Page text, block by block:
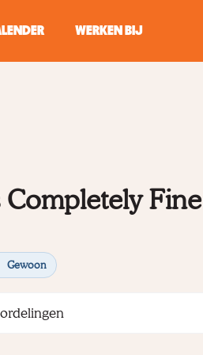
WERKEN BIJ
Fine
Gewoon